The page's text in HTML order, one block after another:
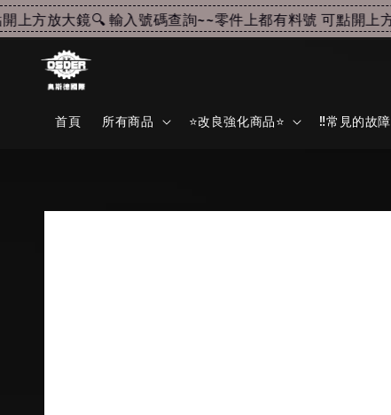
方放大鏡🔍 輸入號碼查詢~~零件上都有料號 可點開上方
首頁 所有商品 ⭐改良強化商品⭐ ‼️常見的故